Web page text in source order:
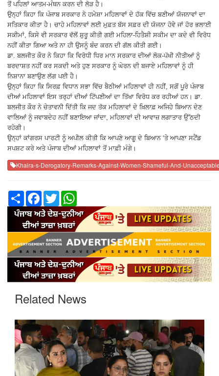
ਤੋਂ ਪਹਿਲਾਂ ਆਤਮ-ਮੰਥਨ ਕਰਨ ਦੀ ਲੋੜ ਹੈ।
ਉਨ੍ਹਾਂ ਕਿਹਾ ਕਿ ਪੰਜਾਬ ਸਰਕਾਰ ਨੇ ਹਮੇਸ਼ਾ ਮਹਿਲਾਵਾਂ ਦੇ ਹੱਕ ਵਿੱਚ ਬਣੀਆਂ ਯੋਜਨਾਵਾਂ ਦਾ
ਸਤਿਕਾਰ ਕੀਤਾ ਹੈ। ਚਾਹੇ ਮਹਿਲਾਵਾਂ ਲਈ ਮੁਫ਼ਤ ਬੱਸ ਸਫ਼ਰ ਦੀ ਯੋਜਨਾ ਹੋਵੇ ਜਾਂ ਹੋਰ ਭਲਾਈ
ਸਕੀਮਾਂ, ਕਿਸੇ ਵੀ ਸਰਕਾਰ ਵੱਲੋਂ ਸ਼ੁਰੂ ਕੀਤੀ ਗਈ ਮਹਿਲਾ-ਹਿਤੈਸ਼ੀ ਸਕੀਮ ਦਾ ਕਦੇ ਵੀ ਵਿਰੋਧ
ਨਹੀਂ ਕੀਤਾ ਗਿਆ ਅਤੇ ਨਾ ਹੀ ਉਸਨੂੰ ਬੰਦ ਕਰਨ ਦੀ ਗੱਲ ਕੀਤੀ ਗਈ।
ਡਾ. ਬਲਜੀਤ ਕੌਰ ਨੇ ਕਿਹਾ ਕਿ ਵਿਰੋਧੀ ਧਿਰ ਮਾਨ ਸਰਕਾਰ ਦੀਆਂ ਲੋਕ-ਪੱਖੀ ਨੀਤੀਆਂ ਨੂੰ
ਬਰਦਾਸ਼ਤ ਨਹੀਂ ਕਰ ਸਕਦੀ ਅਤੇ ਹੁਣ ਸਰਕਾਰ ਨੂੰ ਘੇਰਨ ਦੀ ਬਜਾਏ ਮਹਿਲਾਵਾਂ ਨੂੰ ਹੀ
ਨਿਸ਼ਾਨਾ ਬਣਾਉਣ ਲੱਗ ਪਈ ਹੈ।
ਉਨ੍ਹਾਂ ਕਿਹਾ ਕਿ ਸਿਰਫ਼ ਵਿਧਾਨ ਸਭਾ ਵਿੱਚ ਬੈਠੀਆਂ ਮਹਿਲਾਵਾਂ ਹੀ ਨਹੀਂ, ਸਗੋਂ ਪੂਰੇ ਪੰਜਾਬ
ਦੀਆਂ ਮਹਿਲਾਵਾਂ ਇਸ ਤਰ੍ਹਾਂ ਦੀਆਂ ਟਿੱਪਣੀਆਂ ਦਾ ਤਿੱਖਾ ਵਿਰੋਧ ਕਰ ਰਹੀਆਂ ਹਨ। ਡਾ.
ਬਲਜੀਤ ਕੌਰ ਨੇ ਚੇਤਾਵਨੀ ਦਿੱਤੀ ਕਿ ਜਦ ਤੱਕ ਮਹਿਲਾਵਾਂ ਦੇ ਖ਼ਿਲਾਫ਼ ਅਜਿਹੇ ਬਿਆਨ ਦੇਣ
ਵਾਲਿਆਂ ਨੂੰ ਜਵਾਬਦੇਹ ਨਹੀਂ ਬਣਾਇਆ ਜਾਂਦਾ, ਮਹਿਲਾਵਾਂ ਦੀ ਆਵਾਜ਼ ਲਗਾਤਾਰ ਉੱਠਦੀ
ਰਹੇਗੀ।
ਉਨ੍ਹਾਂ ਕਾਂਗਰਸ ਪਾਰਟੀ ਨੂੰ ਅਪੀਲ ਕੀਤੀ ਕਿ ਆਪਣੇ ਆਗੂ ਦੇ ਬਿਆਨ ‘ਤੇ ਆਪਣਾ ਸਟੈਂਡ
ਸਪਸ਼ਟ ਕਰੇ ਅਤੇ ਪੰਜਾਬ ਦੀਆਂ ਮਹਿਲਾਵਾਂ ਤੋਂ ਮਾਫ਼ੀ ਮੰਗੇ।
Khaira-s-Derogatory-Remarks-Against-Women-Shameful-And-
Share Facebook
Twitter
Related News